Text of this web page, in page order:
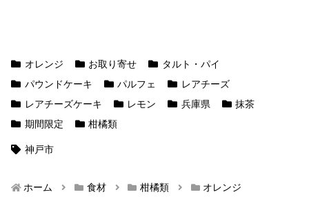
オレンジ お取り寄せ
タルト・パイ
パウンドケーキ
パルフェ
レアチーズ
レアチーズケーキ
レモン 兵庫県
抹茶
期間限定
柑橘類
神戸市
ホーム 食材 柑橘類 オレンジ